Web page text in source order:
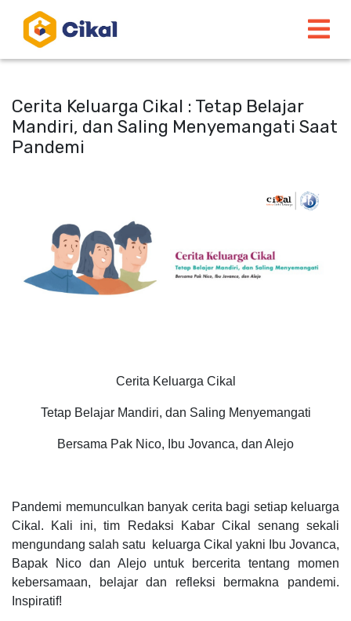
Cerita Keluarga Cikal : Tetap Belajar
Mandiri, dan Saling Menyemangati Saat
Pandemi
Cerita Keluarga Cikal
Tetap Belajar Mandiri, dan Saling Menyemangati
Bersama Pak Nico, Ibu Jovanca, dan Alejo
Pandemi memunculkan banyak cerita bagi setiap keluarga
Cikal. Kali ini, tim Redaksi Kabar Cikal senang sekali
mengundang salah satu keluarga Cikal yakni Ibu Jovanca,
Bapak Nico dan Alejo untuk bercerita tentang momen
kebersamaan, belajar dan refleksi bermakna pandemi.
Inspiratif!